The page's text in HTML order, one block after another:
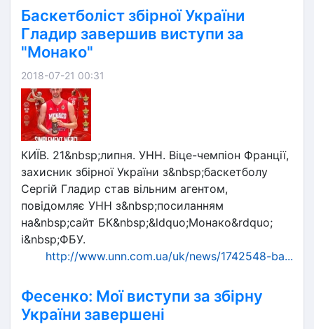
Баскетболіст збірної України
Гладир завершив виступи за
"Монако"
2018-07-21 00:31
КИЇВ. 21&nbsp;липня. УНН. Віце-чемпіон Франції,
захисник збірної України з&nbsp;баскетболу
Сергій Гладир став вільним агентом,
повідомляє УНН з&nbsp;посиланням
на&nbsp;сайт БК&nbsp;&ldquo;Монако&rdquo;
і&nbsp;ФБУ.
http://www.unn.com.ua/uk/news/1742548-ba...
Фесенко: Мої виступи за збірну
України завершені